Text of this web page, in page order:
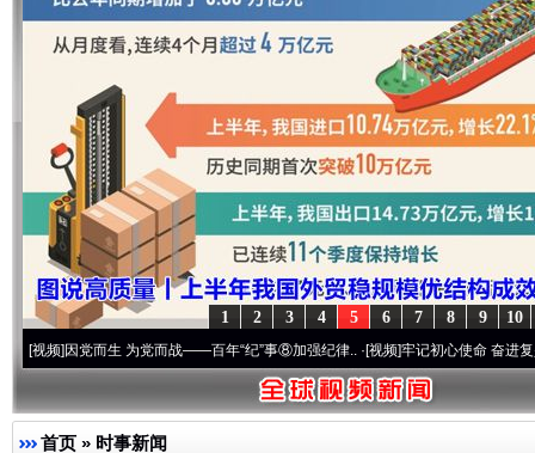
10
9
8
7
6
5
4
3
2
1
党而生 为党而战——百年“纪”事⑧加强纪律..·[视频]牢记初心使命 奋进复兴征程丨“
首页 » 时事新闻